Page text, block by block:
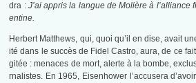
dra : J’ai appris la langue de Molière à l’alliance
entine.
Herbert Matthews, qui, quoi qu’il en dise, avait
ité dans le succès de Fidel Castro, aura, de ce
gitée : menaces de mort, alerte à la bombe,
rnalistes. En 1965, Eisenhower l’accusera